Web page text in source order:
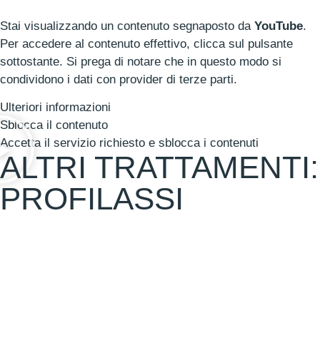
Stai visualizzando un contenuto segnaposto da YouTube.
Per accedere al contenuto effettivo, clicca sul pulsante
sottostante. Si prega di notare che in questo modo si
condividono i dati con provider di terze parti.
Ulteriori informazioni
Sblocca il contenuto
Accetta il servizio richiesto e sblocca i contenuti
ALTRI TRATTAMENTI:
PROFILASSI